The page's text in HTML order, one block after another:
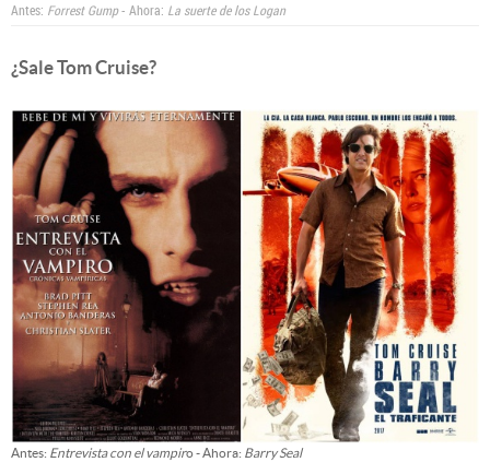
Antes: Forrest Gump- Ahora: La suerte de los Logan
¿Sale Tom Cruise?
Antes: Entrevista con el vampiro - Ahora: Barry Seal